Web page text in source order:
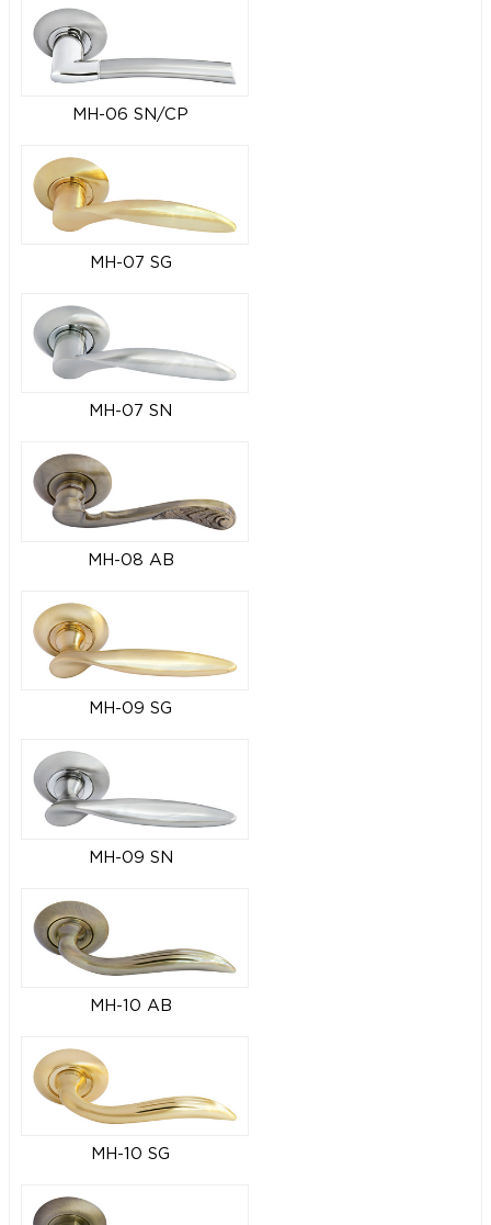
MH-06 SN/CP
MH-07 SG
MH-07 SN
MH-08 AB
MH-09 SG
MH-09 SN
MH-10 AB
MH-10 SG